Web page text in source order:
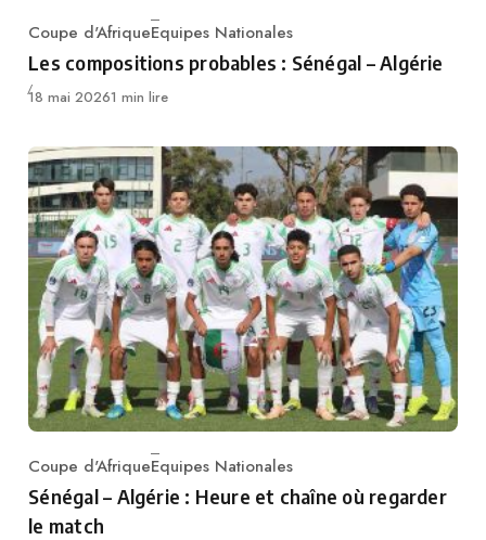
Category
Coupe d'AfriqueEquipes Nationales
Les compositions probables : Sénégal – Algérie
Publié
18 mai 20261 min lire
Category
Coupe d'AfriqueEquipes Nationales
Sénégal – Algérie : Heure et chaîne où regarder
le match